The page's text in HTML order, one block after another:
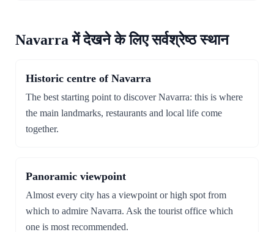
Navarra में देखने के लिए सर्वश्रेष्ठ स्थान
Historic centre of Navarra
The best starting point to discover Navarra: this is where
the main landmarks, restaurants and local life come
together.
Panoramic viewpoint
Almost every city has a viewpoint or high spot from
which to admire Navarra. Ask the tourist office which
one is most recommended.